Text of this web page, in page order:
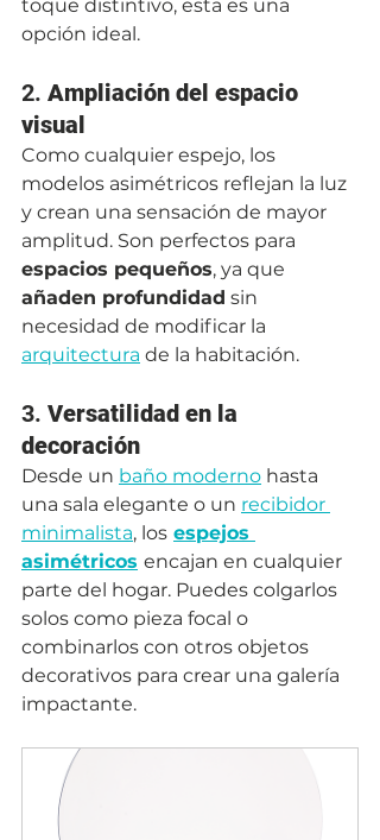
toque distintivo, esta es una
opción ideal.
2. Ampliación del espacio
visual
Como cualquier espejo, los
modelos asimétricos reflejan la luz
y crean una sensación de mayor
amplitud. Son perfectos para
espacios pequeños, ya que
añaden profundidad sin
necesidad de modificar la
arquitectura de la habitación.
3. Versatilidad en la
decoración
Desde un baño moderno hasta
una sala elegante o un recibidor
minimalista, los espejos
asimétricos encajan en cualquier
parte del hogar. Puedes colgarlos
solos como pieza focal o
combinarlos con otros objetos
decorativos para crear una galería
impactante.